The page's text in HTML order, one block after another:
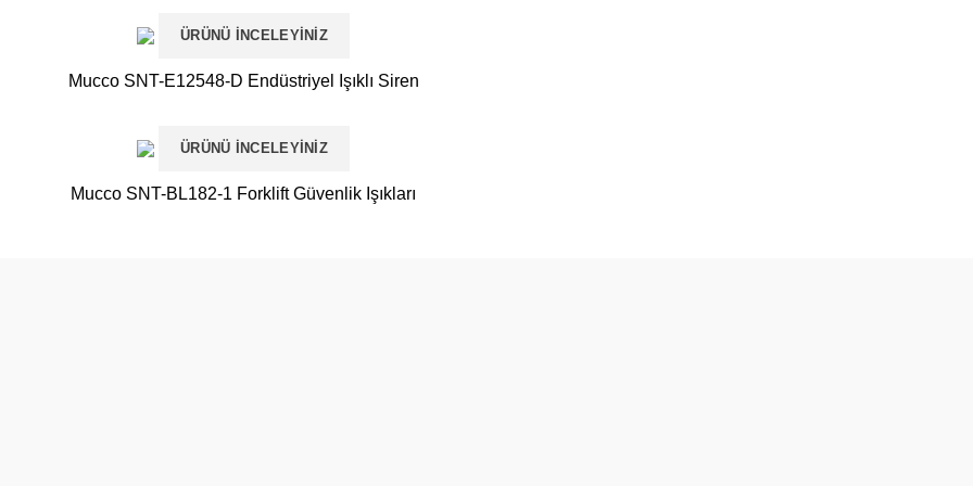
ÜRÜNÜ İNCELEYINIZ
Mucco SNT-E12548-D Endüstriyel Işıklı Siren
ÜRÜNÜ İNCELEYINIZ
Mucco SNT-BL182-1 Forklift Güvenlik Işıkları